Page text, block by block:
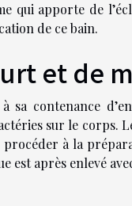
qui apporte de
de ce bain.
et de
contenance
sur le corps.
à la
après enlevé